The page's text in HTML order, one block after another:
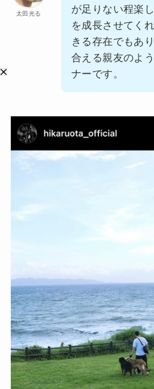
太田光る
が足りない程楽
を成長させてく
きる存在でもあ
合える親友のよ
ナーです。